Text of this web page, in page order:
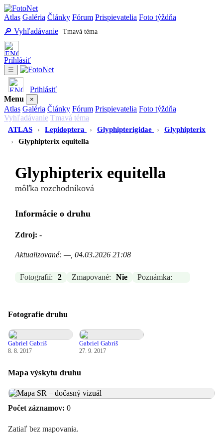
Atlas Galéria Články Fórum Prispievatelia Foto týždňa
🔎 Vyhľadávanie Tmavá téma
Prihlásiť
☰
Prihlásiť
Menu
×
Atlas Galéria Články Fórum Prispievatelia Foto týždňa
Vyhľadávanie Tmavá téma
ATLAS
› Lepidoptera › Glyphipterigidae ›
Glyphipterix
›
Glyphipterix equitella
Glyphipterix equitella
môľka rozchodníková
Informácie o druhu
Zdroj: -
Aktualizované: —, 04.03.2026 21:08
Fotografií: 2 Zmapované: Nie Poznámka: —
Fotografie druhu
Gabriel Gabriš
8. 8. 2017
Gabriel Gabriš
27. 9. 2017
Mapa výskytu druhu
Počet záznamov: 0
Zatiaľ bez mapovania.